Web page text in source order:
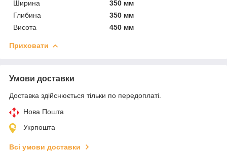
Ширина
350 мм
Глибина
350 мм
Висота
450 мм
Приховати
Умови доставки
Доставка здійснюється тільки по передоплаті.
Нова Пошта
Укрпошта
Всі умови доставки